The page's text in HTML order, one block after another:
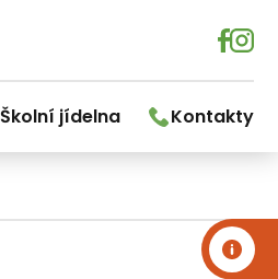
Školní jídelna Kontakty